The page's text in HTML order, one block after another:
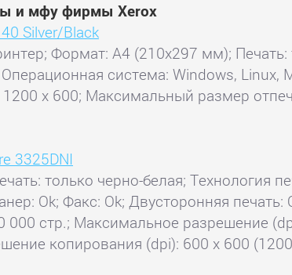
и мфу фирмы Xerox
Silver/Black
Формат: A4 (210x297 мм); Печать:
система: Windows, Linux,
x 600; Максимальный размер
3325DNI
только черно-белая; Технология
Ok; Факс: Ok; Двусторонняя
000 стр.; Максимальное разрешение
копирования (dpi): 600 x 600